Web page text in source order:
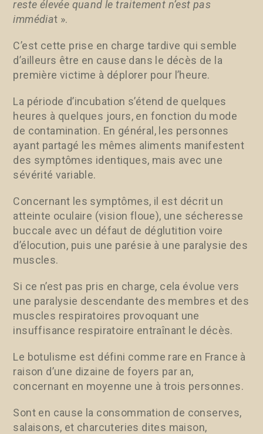
reste élevée quand le traitement n’est pas
immédiat ».
C’est cette prise en charge tardive qui semble
d’ailleurs être en cause dans le décès de la
première victime à déplorer pour l’heure.
La période d’incubation s’étend de quelques
heures à quelques jours, en fonction du mode
de contamination. En général, les personnes
ayant partagé les mêmes aliments manifestent
des symptômes identiques, mais avec une
sévérité variable.
Concernant les symptômes, il est décrit un
atteinte oculaire (vision floue), une sécheresse
buccale avec un défaut de déglutition voire
d’élocution, puis une parésie à une paralysie des
muscles.
Si ce n’est pas pris en charge, cela évolue vers
une paralysie descendante des membres et des
muscles respiratoires provoquant une
insuffisance respiratoire entraînant le décès.
Le botulisme est défini comme rare en France à
raison d’une dizaine de foyers par an,
concernant en moyenne une à trois personnes.
Sont en cause la consommation de conserves,
salaisons, et charcuteries dites maison,